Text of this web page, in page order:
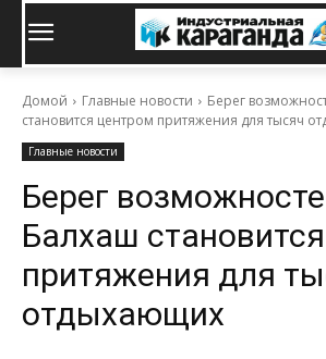
Домой Главные новости
Берег
становится центром притяжения для тысяч
Главные новости
Берег
Балхаш
притяжения для
отдыхающих